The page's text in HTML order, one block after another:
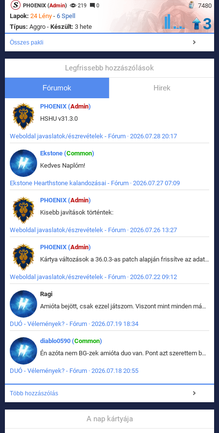
7480
PHOENIX (Admin) 219 0
Lapok: 24 Lény - 6 Spell
Típus: Aggro - Készült: 3 hete 3
Összes pakli
Legfrissebb hozzászólások
Fórumok Hirek
PHOENIX (Admin)
HSHU v31.3.0
Weboldal javaslatok/észrevételek - Fórum · 2026.07.28 20:17
Ekstone (Common)
Kedves Naplóm!
Ekstone Hearthstone kalandozásai - Fórum · 2026.07.27 07:09
PHOENIX (Admin)
Kisebb javítások történtek:
Weboldal javaslatok/észrevételek - Fórum · 2026.07.26 13:27
PHOENIX (Admin)
Kártya változások a 36.0.3-as patch alapján frissítve az adatbázisban (képek is cserélve).
Weboldal javaslatok/észrevételek - Fórum · 2026.07.22 09:12
Ragi
Amióta bejött, csak ezzel játszom. Viszont mint minden más - akár az alapjáték is, ez is baromira összetett lett. Néha már pár kör után is esélytelen az egész. Vagy irreállisan túltápol valaki, vagy lelép a partner, vagy csak hülye mint a segg. És amikor eljönne az én időm, na akkor jön el mindenki másé is. Engem jobban érdekelne, hogy ki milyen ratingen szokott játszani. Na ez lenne egy érdekes adat.
DUÓ - Vélemények? - Fórum · 2026.07.19 18:34
diablo0590 (Common)
Én azóta nem BG-zek amióta duo van. Pont azt szerettem benne, hogy rajtam múlik mi történik, nem pedig a társamon. Kérem vissza a régi BG-t :D
DUÓ - Vélemények? - Fórum · 2026.07.18 20:55
Több hozzászólás
A nap kártyája